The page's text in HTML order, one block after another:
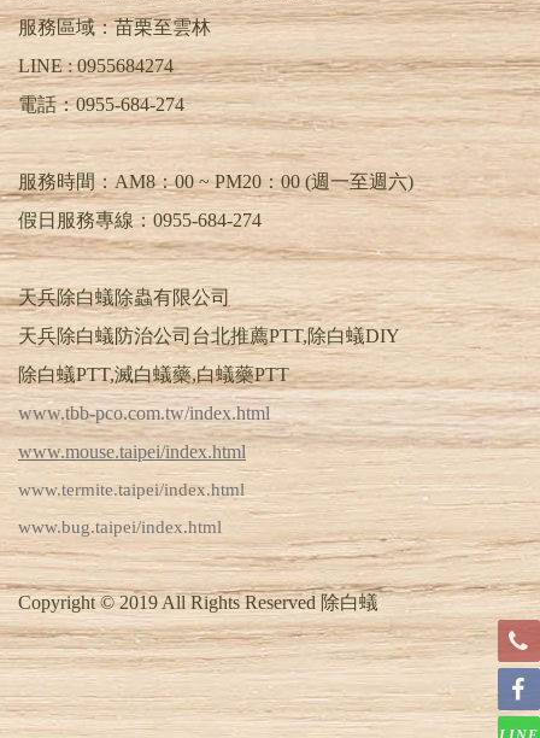
服務區域：苗栗至雲林
LINE :0955684274
電話：0955-684-274
服務時間：AM8：00 ~ PM20：00 (週一至週六)
假日服務專線：0955-684-274
天兵除白蟻除蟲有限公司
天兵除白蟻防治公司台北推薦PTT,除白蟻DIY
除白蟻PTT,滅白蟻藥,白蟻藥PTT
www.tbb-pco.com.tw/index.html
www.mouse.taipei/index.html
www.termite.taipei/index.html
www.bug.taipei/index.html
Copyright © 2019 All Rights Reserved 除白蟻